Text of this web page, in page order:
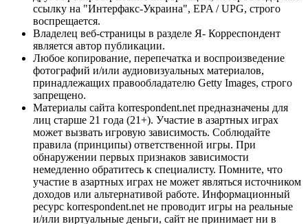
ссылку на "Интерфакс-Украина", EPA / UPG, строго
воспрещается.
Владелец веб-страницы в разделе Я- Корреспондент
является автор публикации.
Любое копирование, перепечатка и воспроизведение
фотографий и/или аудиовизуальных материалов,
принадлежащих правообладателю Getty Images, строго
запрещено.
Материалы сайта korrespondent.net предназначены для
лиц старше 21 года (21+). Участие в азартных играх
может вызвать игровую зависимость. Соблюдайте
правила (принципы) ответственной игры. При
обнаружении первых признаков зависимости
немедленно обратитесь к специалисту. Помните, что
участие в азартных играх не может являться источником
доходов или альтернативой работе. Информационный
ресурс korrespondent.net не проводит игры на реальные
и/или виртуальные деньги, сайт не принимает ни в